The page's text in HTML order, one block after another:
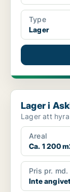
Type
Lager
Lager i Askim-
Lager i
Lager att
Areal
Ca. 1 200
Pris pr. md.
Inte